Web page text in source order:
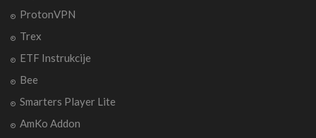
ProtonVPN
Trex
ETF Instrukcije
Bee
Smarters Player Lite
AmKo Addon